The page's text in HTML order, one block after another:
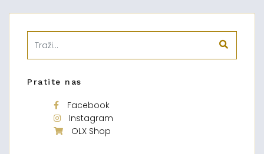
Pratite nas
Facebook
Instagram
OLX Shop